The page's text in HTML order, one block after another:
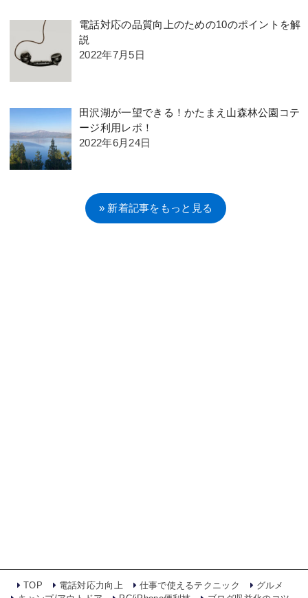
電話対応の品質向上のための10のポイントを解
説
2022年7月5日
田沢湖が一望できる！かたまえ山森林公園コテ
ージ利用レポ！
2022年6月24日
» 新着記事をもっと見る
TOP 電話対応力向上 仕事で使えるテクニック
グルメ